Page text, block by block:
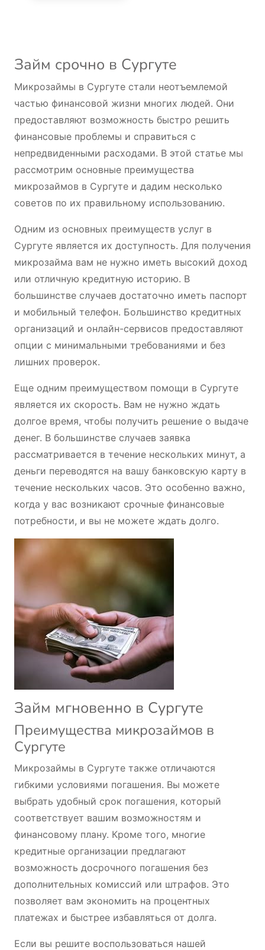
Займ срочно в Сургуте
Микрозаймы в Сургуте стали неотъемлемой
частью финансовой жизни многих людей. Они
предоставляют возможность быстро решить
финансовые проблемы и справиться с
непредвиденными расходами. В этой статье мы
рассмотрим основные преимущества
микрозаймов в Сургуте и дадим несколько
советов по их правильному использованию.
Одним из основных преимуществ услуг в
Сургуте является их доступность. Для получения
микрозайма вам не нужно иметь высокий доход
или отличную кредитную историю. В
большинстве случаев достаточно иметь паспорт
и мобильный телефон. Большинство кредитных
организаций и онлайн-сервисов предоставляют
опции с минимальными требованиями и без
лишних проверок.
Еще одним преимуществом помощи в Сургуте
является их скорость. Вам не нужно ждать
долгое время, чтобы получить решение о выдаче
денег. В большинстве случаев заявка
рассматривается в течение нескольких минут, а
деньги переводятся на вашу банковскую карту в
течение нескольких часов. Это особенно важно,
когда у вас возникают срочные финансовые
потребности, и вы не можете ждать долго.
Займ мгновенно в Сургуте
Преимущества микрозаймов в
Сургуте
Микрозаймы в Сургуте также отличаются
гибкими условиями погашения. Вы можете
выбрать удобный срок погашения, который
соответствует вашим возможностям и
финансовому плану. Кроме того, многие
кредитные организации предлагают
возможность досрочного погашения без
дополнительных комиссий или штрафов. Это
позволяет вам экономить на процентных
платежах и быстрее избавляться от долга.
Если вы решите воспользоваться нашей